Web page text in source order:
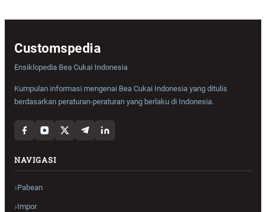
Customspedia
Ensiklopedia Bea Cukai Indonesia
Kumpulan informasi mengenai Bea Cukai Indonesia yang ditulis
berdasarkan peraturan-peraturan yang berlaku di Indonesia.
NAVIGASI
Pabean
Impor